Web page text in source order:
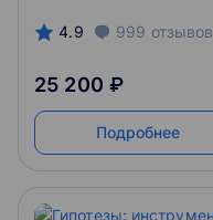
4.9 999 отзывов
25 200 ₽
Подробнее